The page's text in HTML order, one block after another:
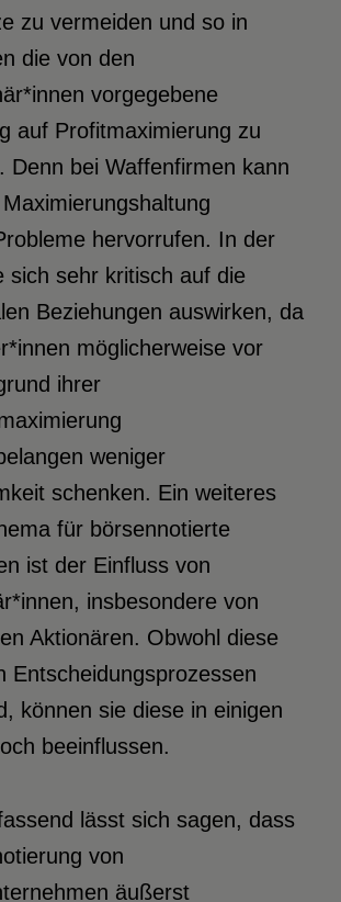
zu vermeiden und so in
die von den
vorgegebene
auf Profitmaximierung zu
Denn bei Waffenfirmen kann
hervorrufen. In der
sich sehr kritisch auf die
Beziehungen auswirken, da
möglicherweise vor
ihrer
weniger
schenken. Ein weiteres
für börsennotierte
ist der Einfluss von
insbesondere von
Aktionären. Obwohl diese
Entscheidungsprozessen
können sie diese in einigen
beeinflussen.
lässt sich sagen, dass
von
äußerst